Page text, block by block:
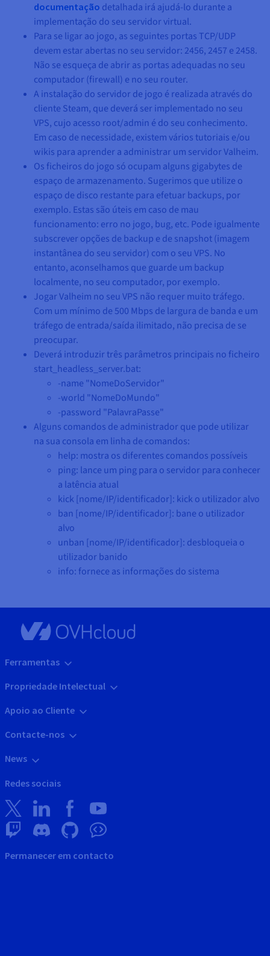
documentação detalhada irá ajudá-lo durante a
implementação do seu servidor virtual.
Para se ligar ao jogo, as seguintes portas TCP/UDP
devem estar abertas no seu servidor: 2456, 2457 e 2458.
Não se esqueça de abrir as portas adequadas no seu
computador (firewall) e no seu router.
A instalação do servidor de jogo é realizada através do
cliente Steam, que deverá ser implementado no seu
VPS, cujo acesso root/admin é do seu conhecimento.
Em caso de necessidade, existem vários tutoriais e/ou
wikis para aprender a administrar um servidor Valheim.
Os ficheiros do jogo só ocupam alguns gigabytes de
espaço de armazenamento. Sugerimos que utilize o
espaço de disco restante para efetuar backups, por
exemplo. Estas são úteis em caso de mau
funcionamento: erro no jogo, bug, etc. Pode igualmente
subscrever opções de backup e de snapshot (imagem
instantânea do seu servidor) com o seu VPS. No
entanto, aconselhamos que guarde um backup
localmente, no seu computador, por exemplo.
Jogar Valheim no seu VPS não requer muito tráfego.
Com um mínimo de 500 Mbps de largura de banda e um
tráfego de entrada/saída ilimitado, não precisa de se
preocupar.
Deverá introduzir três parâmetros principais no ficheiro
start_headless_server.bat:
-name "NomeDoServidor"
-world "NomeDoMundo"
-password "PalavraPasse"
Alguns comandos de administrador que pode utilizar
na sua consola em linha de comandos:
help: mostra os diferentes comandos possíveis
ping: lance um ping para o servidor para conhecer
a latência atual
kick [nome/IP/identificador]: kick o utilizador alvo
ban [nome/IP/identificador]: bane o utilizador
alvo
unban [nome/IP/identificador]: desbloqueia o
utilizador banido
info: fornece as informações do sistema
Ferramentas
Propriedade Intelectual
Apoio ao Cliente
Contacte-nos
News
Redes sociais
Permanecer em contacto